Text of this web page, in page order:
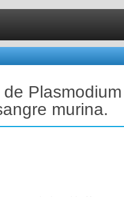
Plasmodium
murina.